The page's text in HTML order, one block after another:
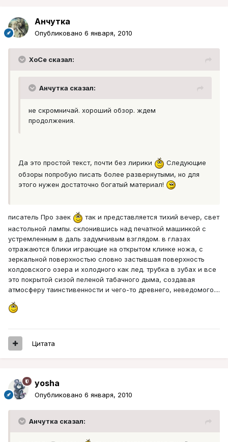
Aнчутка
Опубликовано 6 января, 2010
XoCe сказал:
Aнчутка сказал:
не скромничай. хороший обзор. ждем
продолжения.
Да это простой текст, почти без лирики
Следующие
обзоры попробую писать более развернутыми, но для
этого нужен достаточно богатый материал!
писатель Про заек
так и представляется тихий вечер, свет
настольной лампы. склонившись над печатной машинкой с
устремленным в даль задумчивым взглядом. в глазах
отражаются блики играющие на открытом клинке ножа, с
зеркальной поверхностью словно застывшая поверхность
колдовского озера и холодного как лед. трубка в зубах и все
это покрытой сизой пеленой табачного дыма, создавая
атмосферу таинстивенности и чего-то древнего, неведомого....
Цитата
yosha
Опубликовано 6 января, 2010
Aнчутка сказал: